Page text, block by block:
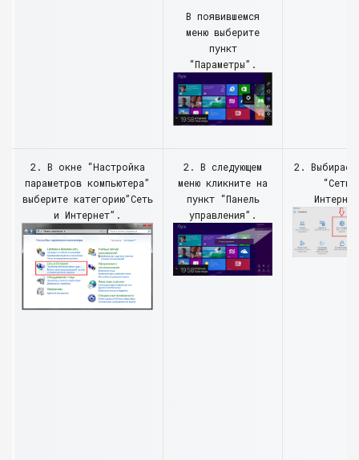
В появившемся
меню выберите
пункт
“Параметры”.
2. В окне “Настройка
параметров компьютера”
выберите категорию”Сеть
и Интернет”.
2. В следующем
меню кликните на
пункт “Панель
управления”.
2. Выбираем
“Сеть